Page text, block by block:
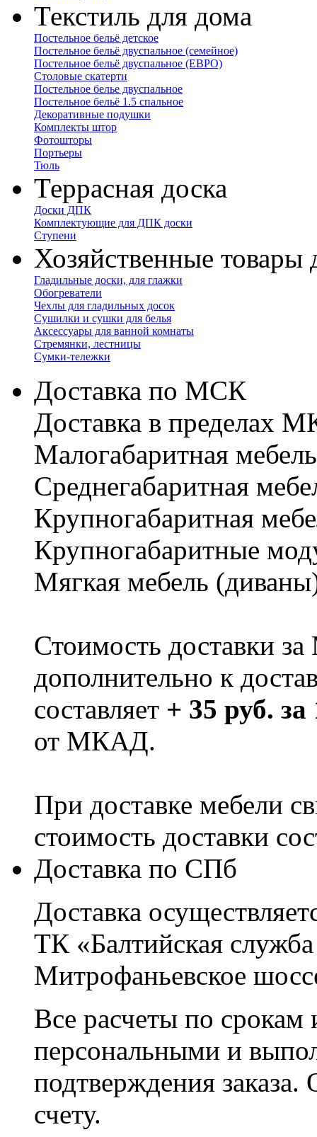
Текстиль для дома
Постельное бельё детское
Постельное бельё двуспальное (семейное)
Постельное бельё двуспальное (ЕВРО)
Столовые скатерти
Постельное белье двуспальное
Постельное бельё 1.5 спальное
Декоративные подушки
Комплекты штор
Фотошторы
Портьеры
Тюль
Террасная доска
Доски ДПК
Комплектующие для ДПК доски
Ступени
Хозяйственные товары
Гладильные доски, для глажки
Обогреватели
Чехлы для гладильных досок
Сушилки и сушки для белья
Аксессуары для ванной комнаты
Стремянки, лестницы
Сумки-тележки
Доставка по МСК
Доставка в пределах
Малогабаритная
Cреднегабаритная
Крупногабаритная
Крупногабаритные
Мягкая мебель
Стоимость доставки
дополнительно к
составляет + 35 руб.
от МКАД.
При доставке мебели
стоимость доставки
Доставка по СПб
Доставка
ТК «Балтийская
Митрофаньевское
Все расчеты по срокам
персональными и
подтверждения заказа.
счету.